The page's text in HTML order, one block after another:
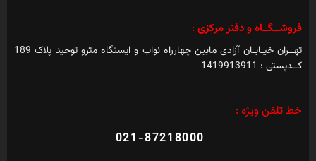
فروشــگــاه و دفتر مرکزی :
تهــران خیـابـان آزادی مابین چهارراه نواب و ایستگاه مترو توحید پلاک 189
کــدپستی : 1419913911
خط تلفن ویژه :
021-87218000